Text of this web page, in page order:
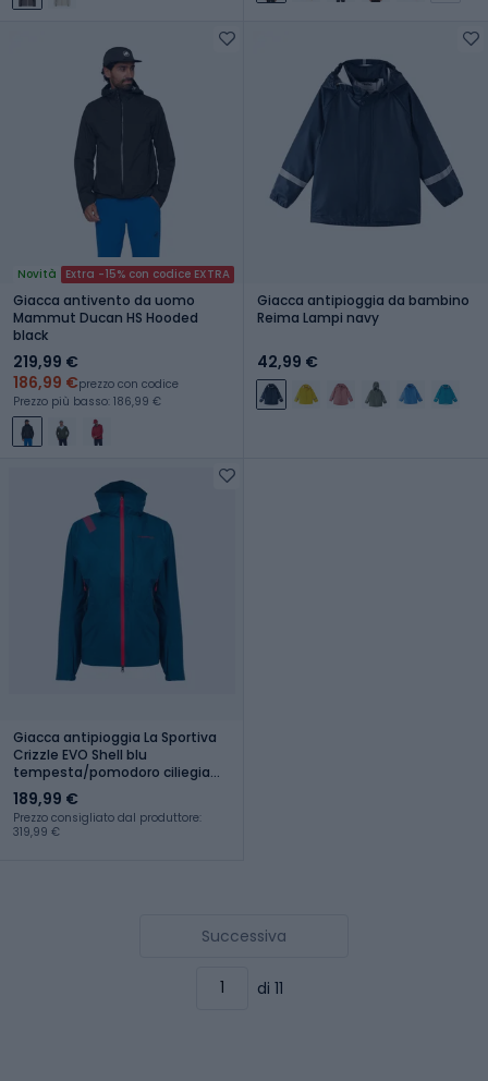
Novità Extra -15% con codice EXTRA
Giacca antivento da uomo
Mammut Ducan HS Hooded
black
219,99 €
186,99 €prezzo con codice
Prezzo più basso: 186,99 €
Giacca antipioggia da bambino
Reima Lampi navy
42,99 €
Giacca antipioggia La Sportiva
Crizzle EVO Shell blu
tempesta/pomodoro ciliegia
donna
189,99 €
Prezzo consigliato dal produttore:
319,99 €
Successiva
di 11